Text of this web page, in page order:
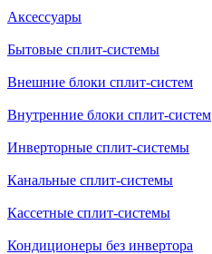
Аксессуары
Бытовые сплит-системы
Внешние блоки сплит-систем
Внутренние блоки сплит-систем
Инверторные сплит-системы
Канальные сплит-системы
Кассетные сплит-системы
Кондиционеры без инвертора